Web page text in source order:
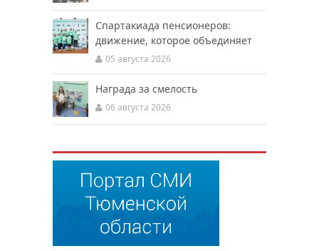
Спартакиада пенсионеров:
движение, которое объединяет
05 августа 2026
Награда за смелость
06 августа 2026